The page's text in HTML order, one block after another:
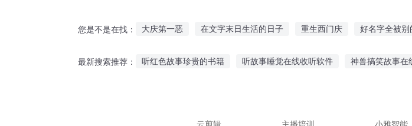
您是不是在找： 大庆第一恶 在文字末日生活的日子 重生西门庆 好名字全被别
最新搜索推荐： 听红色故事珍贵的书籍 听故事睡觉在线收听软件 神兽搞笑故事在
云剪辑
主播培训 小雅智能